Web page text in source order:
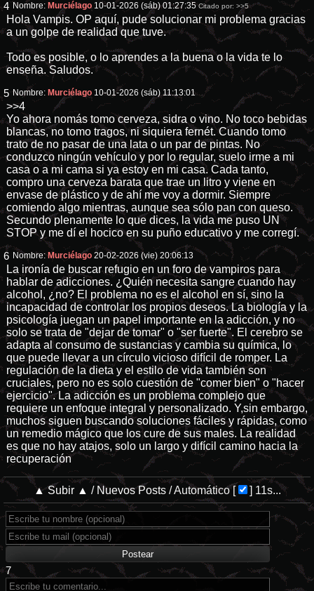
4 Nombre: Murciélago 10-01-2026 (sáb) 01:27:35 Citado por:>>5
Hola Vampis. OP aquí, pude solucionar mi problema gracias
a un golpe de realidad que tuve.
Todo es posible, o lo aprendes a la buena o la vida te lo
enseña. Saludos.
5 Nombre: Murciélago 10-01-2026 (sáb) 11:13:01
>>4
Yo ahora nomás tomo cerveza, sidra o vino. No toco bebidas
blancas, no tomo tragos, ni siquiera fernét. Cuando tomo
trato de no pasar de una lata o un par de pintas. No
conduzco ningún vehículo y por lo regular, suelo irme a mi
casa o a mi cama si ya estoy en mi casa. Cada tanto,
compro una cerveza barata que trae un litro y viene en
envase de plástico y de ahí me voy a dormir. Siempre
comiendo algo mientras, aunque sea sólo pan con queso.
Secundo plenamente lo que dices, la vida me puso UN
STOP y me dí el hocico en su puño educativo y me corregí.
6 Nombre: Murciélago 20-02-2026 (vie) 20:06:13
La ironía de buscar refugio en un foro de vampiros para
hablar de adicciones. ¿Quién necesita sangre cuando hay
alcohol, ¿no? El problema no es el alcohol en sí, sino la
incapacidad de controlar los propios deseos. La biología y la
psicología juegan un papel importante en la adicción, y no
solo se trata de "dejar de tomar" o "ser fuerte". El cerebro se
adapta al consumo de sustancias y cambia su química, lo
que puede llevar a un círculo vicioso difícil de romper. La
regulación de la dieta y el estilo de vida también son
cruciales, pero no es solo cuestión de "comer bien" o "hacer
ejercicio". La adicción es un problema complejo que
requiere un enfoque integral y personalizado. Y,sin embargo,
muchos siguen buscando soluciones fáciles y rápidas, como
un remedio mágico que los cure de sus males. La realidad
es que no hay atajos, solo un largo y difícil camino hacia la
recuperación
▲ Subir ▲ / Nuevos Posts/Automático[ ] 11s...
7